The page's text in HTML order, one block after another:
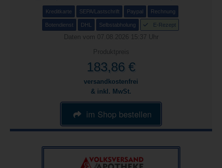
Kreditkarte SEPA/Lastschrift Paypal Rechnung
Botendienst DHL Selbstabholung E-Rezept
Daten vom 07.08.2026 15:37 Uhr
Produktpreis
183,86 €
versandkostenfrei
& inkl. MwSt.
im Shop bestellen